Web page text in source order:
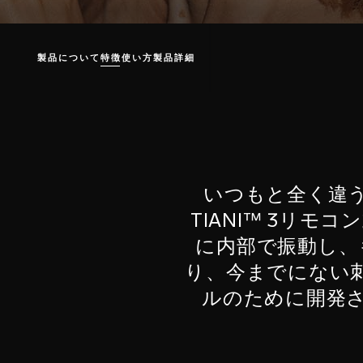
製品について 特徴使い方製品詳細
いつもと全く違
TIANI™ 3リモコ
に内部で振動し
り、今までにない
ルのために開発